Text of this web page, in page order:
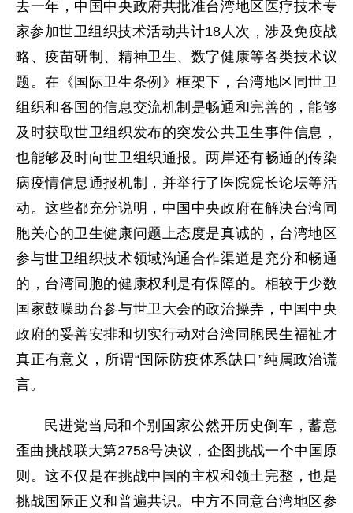
去一年，中国中央政府共批准台湾地区医疗技术专
家参加世卫组织技术活动共计18人次，涉及免疫战
略、疫苗研制、精神卫生、数字健康等各类技术议
题。在《国际卫生条例》框架下，台湾地区同世卫
组织和各国的信息交流机制是畅通和完善的，能够
及时获取世卫组织发布的突发公共卫生事件信息，
也能够及时向世卫组织通报。两岸还有畅通的传染
病疫情信息通报机制，并举行了医院院长论坛等活
动。这些都充分说明，中国中央政府在解决台湾同
胞关心的卫生健康问题上态度是真诚的，台湾地区
参与世卫组织技术领域沟通合作渠道是充分和畅通
的，台湾同胞的健康权利是有保障的。相较于少数
国家鼓噪助台参与世卫大会的政治操弄，中国中央
政府的妥善安排和切实行动对台湾同胞民生福祉才
真正有意义，所谓“国际防疫体系缺口”纯属政治谎
言。
民进党当局和个别国家公然开历史倒车，蓄意
歪曲挑战联大第2758号决议，企图挑战一个中国原
则。这不仅是在挑战中国的主权和领土完整，也是
挑战国际正义和普遍共识。中方不同意台湾地区参